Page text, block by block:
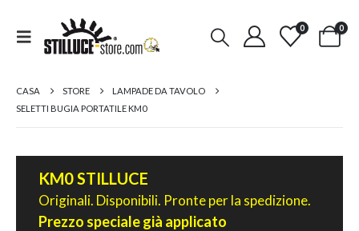
0 0
CASA STORE
LAMPADE DA TAVOLO
SELETTI BUGIA PORTATILE KM0
KM0 STILLUCE
Originali. Disponibili. Pronte per la spedizione.
Prezzo speciale già applicato